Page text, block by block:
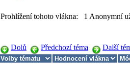
Prohlížení tohoto vlákna: 1 Anonymní
Dolů Předchozí téma Další